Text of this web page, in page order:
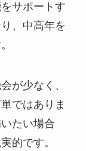
サポートす
、中高年を
が少なく、
ではありま
たい場合
的です。